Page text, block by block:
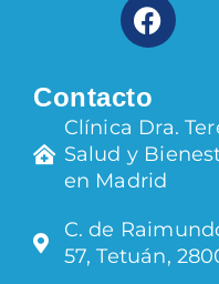
Contacto
Clínica Dra.
Salud y
en Madrid
C. de
57, Tetuán,